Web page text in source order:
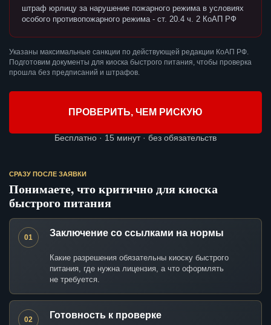
штраф юрлицу за нарушение пожарного режима в условиях
особого противопожарного режима - ст. 20.4 ч. 2 КоАП РФ
Указаны максимальные санкции по действующей редакции КоАП РФ.
Подготовим документы для киоска быстрого питания, чтобы проверка
прошла без предписаний и штрафов.
ПРОВЕРИТЬ, ЧЕМ РИСКУЮ
Бесплатно · 15 минут · без обязательств
СРАЗУ ПОСЛЕ ЗАЯВКИ
Понимаете, что критично для киоска
быстрого питания
01 Заключение со ссылками на нормы
Какие разрешения обязательны киоску быстрого
питания, где нужна лицензия, а что оформлять
не требуется.
02 Готовность к проверке